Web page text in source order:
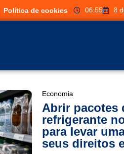
Política de cookies 06:55 8
Economia
Abrir pacotes
refrigerante
para levar
seus direitos